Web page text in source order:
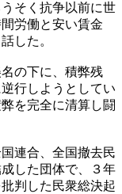
そく抗争以前に世
労働と安い賃金
した。
の下に、積弊残
行しようとしてい
を完全に清算し闘
連合、全国撤去民
した団体で、３年
判した民衆総決起